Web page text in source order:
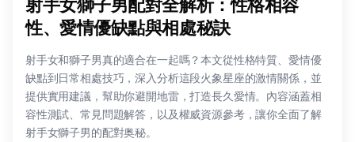
射手女獅子男配對全解析：性格相容
性、愛情優缺點與相處秘訣
射手女和獅子男真的適合在一起嗎？本文從性格特質、愛情優
缺點到日常相處技巧，深入分析這段火象星座的激情關係，並
提供實用建議，幫助你避開地雷，打造長久愛情。內容涵蓋相
容性測試、常見問題解答，以及權威資源參考，讓你全面了解
射手女獅子男的配對奥秘。